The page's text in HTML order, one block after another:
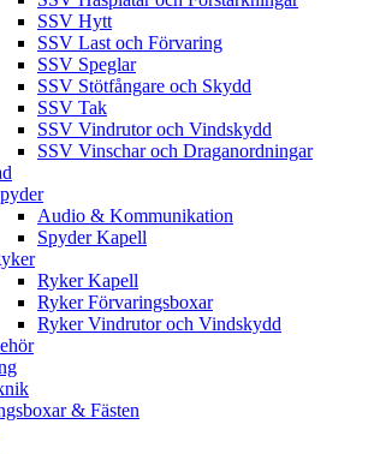
SSV Hytt
SSV Last och Förvaring
SSV Speglar
SSV Stötfångare och Skydd
SSV Tak
SSV Vindrutor och Vindskydd
SSV Vinschar och Draganordningar
Audio & Kommunikation
Spyder Kapell
Ryker Kapell
Ryker Förvaringsboxar
Ryker Vindrutor och Vindskydd
& Fästen